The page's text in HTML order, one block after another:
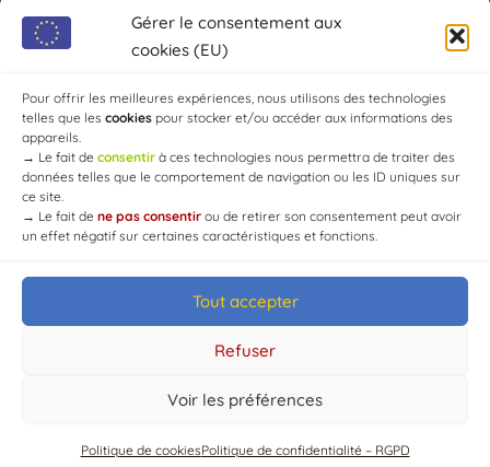
Gérer le consentement aux
cookies (EU)
Pour offrir les meilleures expériences, nous utilisons des technologies
telles que les cookies pour stocker et/ou accéder aux informations des
appareils.
→ Le fait de consentir à ces technologies nous permettra de traiter des
données telles que le comportement de navigation ou les ID uniques sur
ce site.
→ Le fait de ne pas consentir ou de retirer son consentement peut avoir
un effet négatif sur certaines caractéristiques et fonctions.
Tout accepter
Refuser
Voir les préférences
Politique de cookiesPolitique de confidentialité – RGPD
© Mairie de Chaource [2004-2024] | Tous droits réservés.
Developed byWEB3-DESIGN